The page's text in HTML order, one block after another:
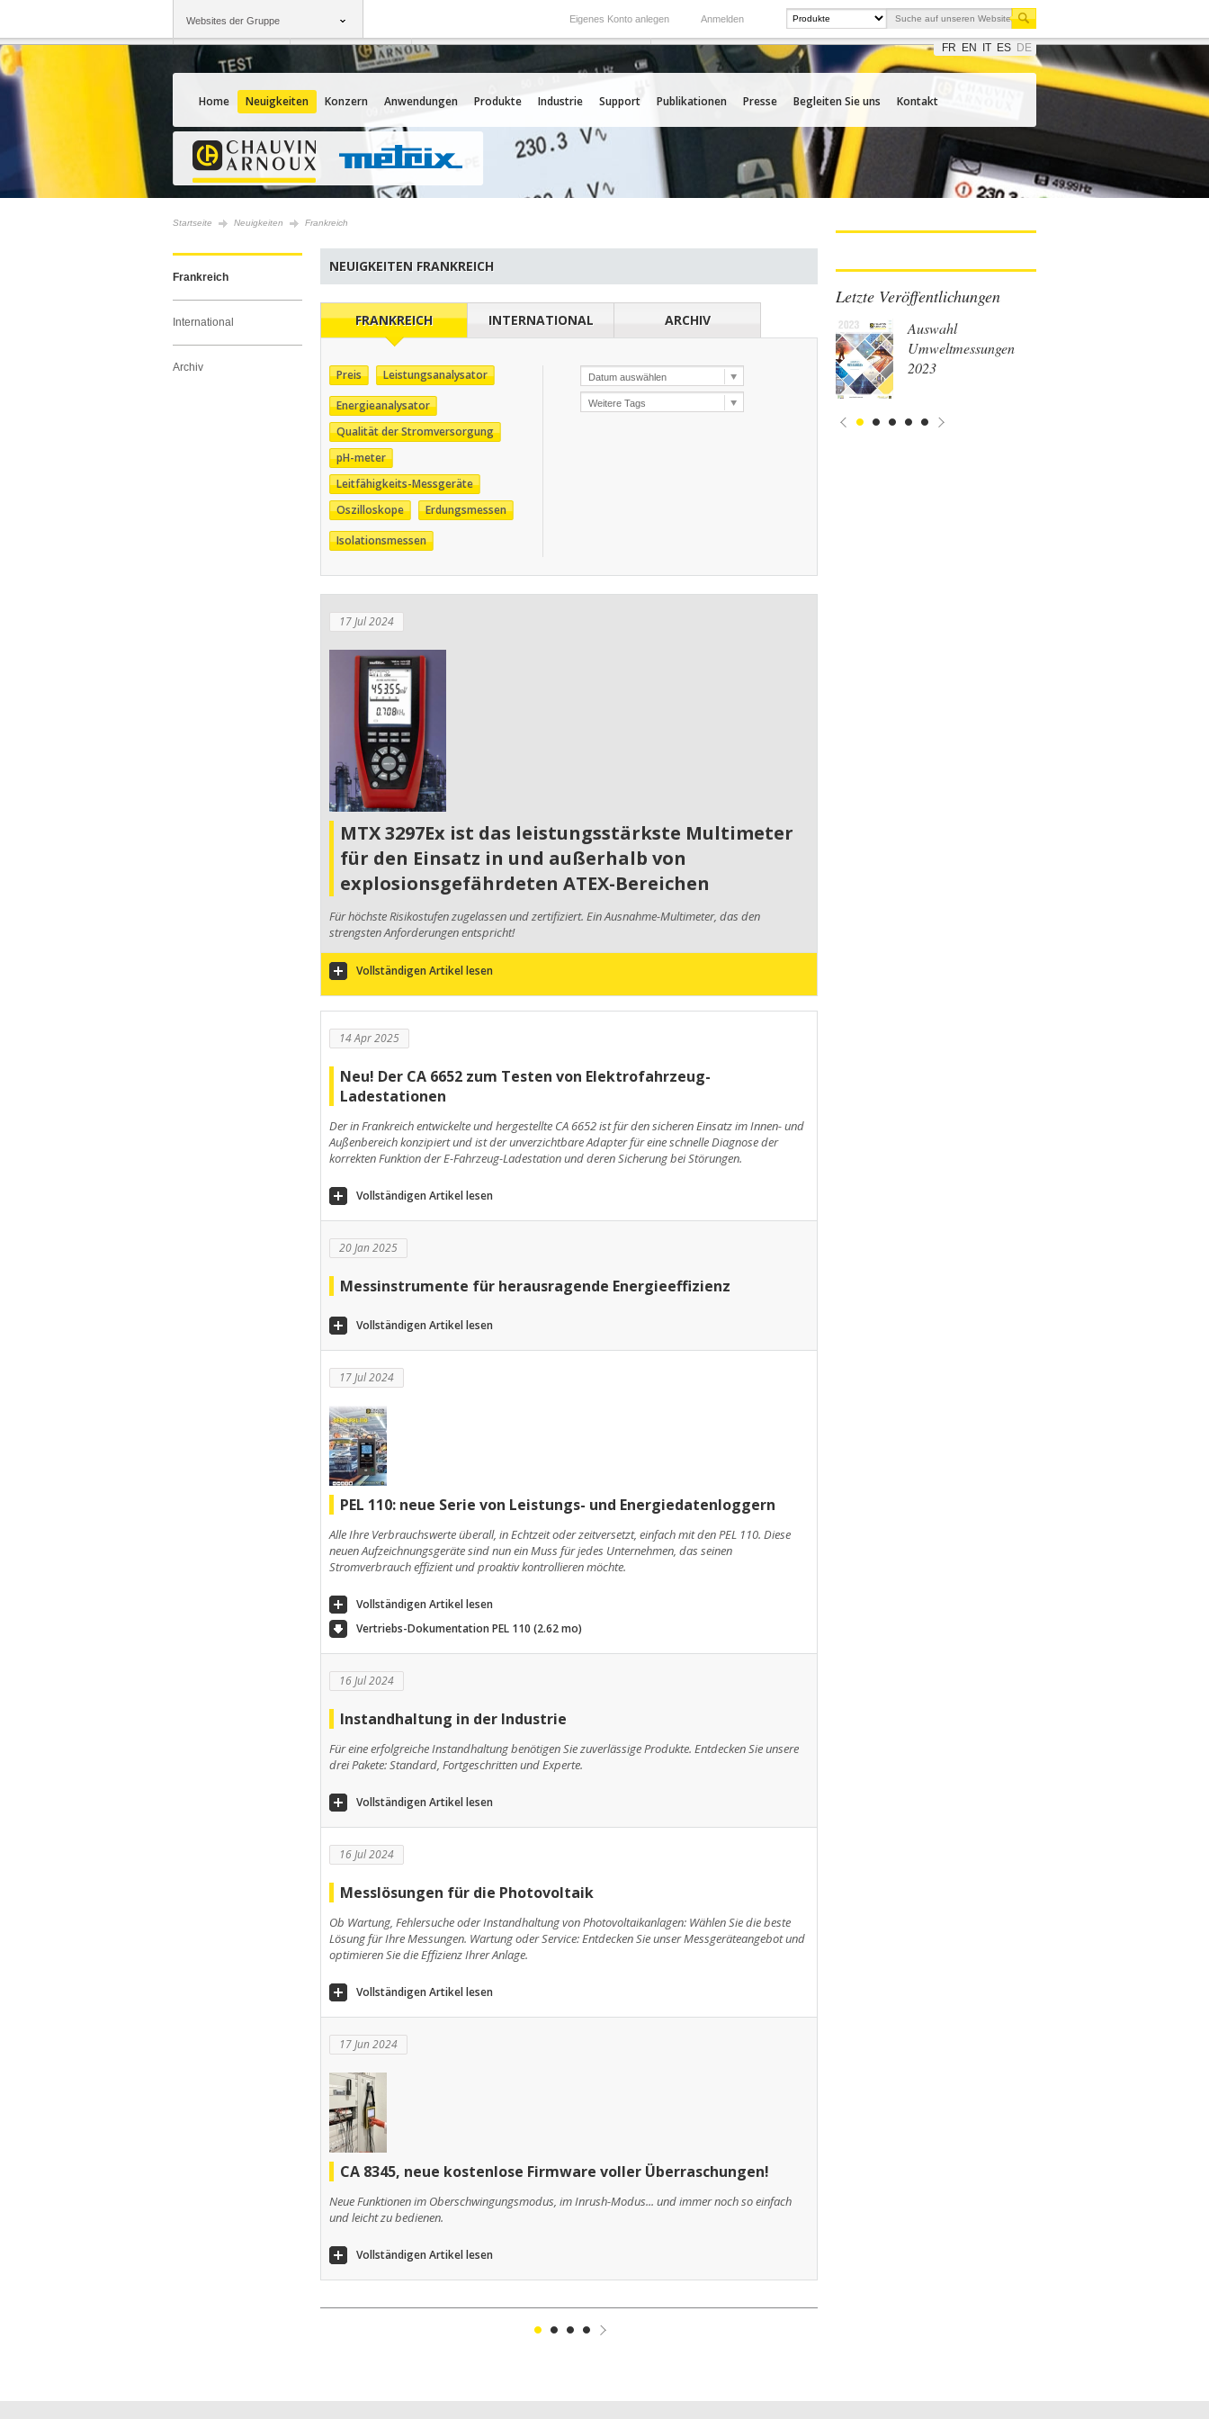
Websites der Gruppe Anmelden
Eigenes Konto anlegen
Gruppe
Chauvin Arnoux
Unternehmen
Angebote für Sie
International
Unsere Auslands-Tochtergesellschaften
FR EN IT ES DE
Home Neuigkeiten Konzern Anwendungen Produkte Industrie Support Publikationen Presse Begleiten Sie uns Kontakt
Startseite Neuigkeiten Frankreich
Frankreich
International
Archiv
NEUIGKEITEN FRANKREICH
FRANKREICH INTERNATIONAL ARCHIV
Preis
Leistungsanalysator
Energieanalysator
Qualität der Stromversorgung
pH-meter
Leitfähigkeits-Messgeräte
Oszilloskope
Erdungsmessen
Isolationsmessen
17 Jul 2024
MTX 3297Ex ist das leistungsstärkste Multimeter
für den Einsatz in und außerhalb von
explosionsgefährdeten ATEX-Bereichen
Für höchste Risikostufen zugelassen und zertifiziert. Ein Ausnahme-Multimeter, das den
strengsten Anforderungen entspricht!
Vollständigen Artikel lesen
14 Apr 2025
Neu! Der CA 6652 zum Testen von Elektrofahrzeug-
Ladestationen
Der in Frankreich entwickelte und hergestellte CA 6652 ist für den sicheren Einsatz im Innen- und
Außenbereich konzipiert und ist der unverzichtbare Adapter für eine schnelle Diagnose der
korrekten Funktion der E-Fahrzeug-Ladestation und deren Sicherung bei Störungen.
Vollständigen Artikel lesen
20 Jan 2025
Messinstrumente für herausragende Energieeffizienz
Vollständigen Artikel lesen
17 Jul 2024
PEL 110: neue Serie von Leistungs- und Energiedatenloggern
Alle Ihre Verbrauchswerte überall, in Echtzeit oder zeitversetzt, einfach mit den PEL 110. Diese
neuen Aufzeichnungsgeräte sind nun ein Muss für jedes Unternehmen, das seinen
Stromverbrauch effizient und proaktiv kontrollieren möchte.
Vollständigen Artikel lesen
Vertriebs-Dokumentation PEL 110 (2.62 mo)
16 Jul 2024
Instandhaltung in der Industrie
Für eine erfolgreiche Instandhaltung benötigen Sie zuverlässige Produkte. Entdecken Sie unsere
drei Pakete: Standard, Fortgeschritten und Experte.
Vollständigen Artikel lesen
16 Jul 2024
Messlösungen für die Photovoltaik
Ob Wartung, Fehlersuche oder Instandhaltung von Photovoltaikanlagen: Wählen Sie die beste
Lösung für Ihre Messungen. Wartung oder Service: Entdecken Sie unser Messgeräteangebot und
optimieren Sie die Effizienz Ihrer Anlage.
Vollständigen Artikel lesen
17 Jun 2024
CA 8345, neue kostenlose Firmware voller Überraschungen!
Neue Funktionen im Oberschwingungsmodus, im Inrush-Modus... und immer noch so einfach
und leicht zu bedienen.
Vollständigen Artikel lesen
Letzte Veröffentlichungen
Auswahl
Umweltmessungen
2023